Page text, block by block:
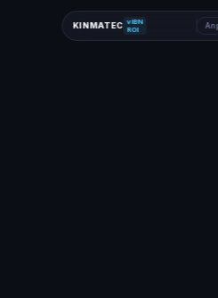
KINMATEC vIBN
ROI